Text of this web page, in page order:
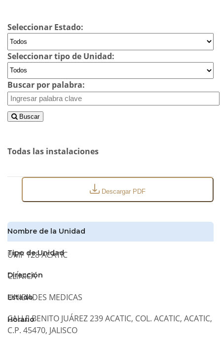
Seleccionar Estado:
Seleccionar tipo de Unidad:
Buscar por palabra:
Buscar
Todas las instalaciones
Descargar PDF
Nombre de la Unidad
Tipo de Unidad
Dirección
Estado
Horario
UMF 128 ACATIC
CLÍNICA
UNIDADES MEDICAS
CALLE BENITO JUÁREZ 239 ACATIC, COL. ACATIC, ACATIC,
C.P. 45470, JALISCO